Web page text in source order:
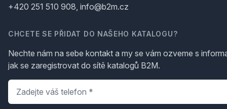
+420 251 510 908, info@b2m.cz
CHCETE SE PŘIDAT DO NAŠEHO KATALOGU?
Nechte nám na sebe kontakt a my se vám ozveme s
jak se zaregistrovat do sítě katalogů B2M.
Telefon